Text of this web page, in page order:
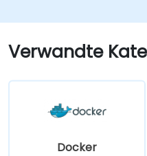
sichere Speicherung
Kurs behandelt zudem
der Sicherheit
Netzwerks scanning
Verwandte
Docker